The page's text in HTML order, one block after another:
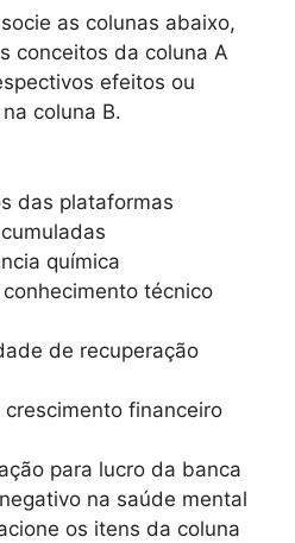
as colunas abaixo,
conceitos da coluna A
efeitos ou
coluna B.
das plataformas
química
técnico
de recuperação
crescimento financeiro
para lucro da banca
na saúde mental
os itens da coluna